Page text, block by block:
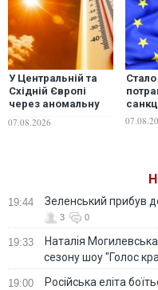
У Центральній та
Східній Європі
через аномальну
нові температурні
07.08.2026
19:44 Зеленський прибув
3 0
19:33
Наталія
сезону шоу "Голос
19:00
Російська еліта